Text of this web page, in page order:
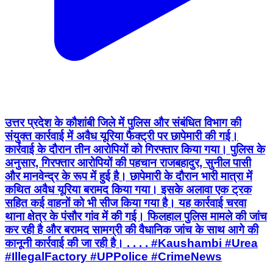
उत्तर प्रदेश के कौशांबी जिले में पुलिस और संबंधित विभाग की
संयुक्त कार्रवाई में अवैध यूरिया फैक्ट्री पर छापेमारी की गई।
कार्रवाई के दौरान तीन आरोपियों को गिरफ्तार किया गया। पुलिस के
अनुसार, गिरफ्तार आरोपियों की पहचान राजबहादुर, सुनील पासी
और मानवेन्द्र के रूप में हुई है। छापेमारी के दौरान भारी मात्रा में
कथित अवैध यूरिया बरामद किया गया। इसके अलावा एक ट्रक
सहित कई वाहनों को भी सीज किया गया है। यह कार्रवाई चरवा
थाना क्षेत्र के पंसौर गांव में की गई। फिलहाल पुलिस मामले की जांच
कर रही है और बरामद सामग्री की वैधानिक जांच के साथ आगे की
कानूनी कार्रवाई की जा रही है। . . . . #Kaushambi #Urea
#IllegalFactory #UPPolice #CrimeNews